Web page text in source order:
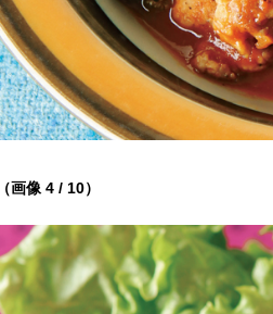
（画像 4 / 10）